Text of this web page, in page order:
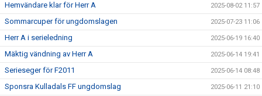
Hemvändare klar för Herr A 2025-08-02 11:57
Sommarcuper för ungdomslagen 2025-07-23 11:06
Herr A i serieledning 2025-06-19 16:40
Mäktig vändning av Herr A 2025-06-14 19:41
Serieseger för F2011 2025-06-14 08:48
Sponsra Kulladals FF ungdomslag 2025-06-11 21:10